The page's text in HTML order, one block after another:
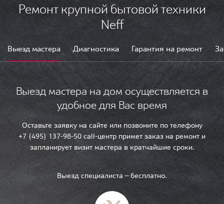
Ремонт крупной бытовой техники
Neff
Выезд мастера Диагностика Гарантия на ремонт
Выезд мастера на дом осуществляется в
удобное для Вас время
Оставьте заявку на сайте или позвоните по телефону
+7 (495) 137-98-50 call-центр примет заказ на ремонт и
запланирует визит мастера в кратчайшие сроки.
Выезд специалиста — бесплатно.